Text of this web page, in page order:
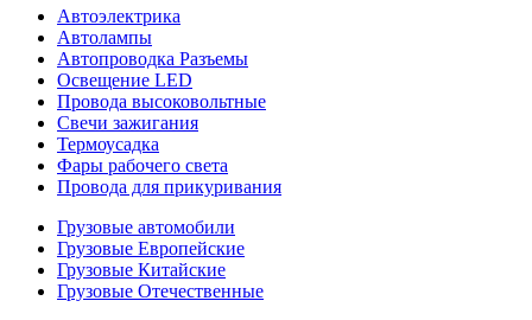
Автоэлектрика
Автолампы
Автопроводка Разъемы
Освещение LED
Провода высоковольтные
Свечи зажигания
Термоусадка
Фары рабочего света
Провода для прикуривания
Грузовые автомобили
Грузовые Европейские
Грузовые Китайские
Грузовые Отечественные